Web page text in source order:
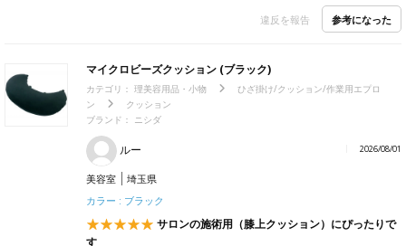
違反を報告 参考になった
マイクロビーズクッション (ブラック)
カテゴリ： 理美容用品・小物
ひざ掛け/クッション/作業用エプロ
ン
クッション
ブランド： ニシダ
ルー 2026/08/01
美容室
埼玉県
カラー : ブラック
サロンの施術用（膝上クッション）にぴったりで
す